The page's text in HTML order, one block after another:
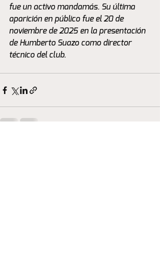
fue un activo mandamás. Su última
aparición en público fue el 20 de
noviembre de 2025 en la presentación
de Humberto Suazo como director
técnico del club.